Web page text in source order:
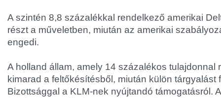
A szintén 8,8 százalékkal rendelkező amerikai
részt a műveletben, miután az amerikai
engedi.
A holland állam, amely 14 százalékos tulajdonnal
kimarad a feltőkésítésből, miután külön tárgyalást
Bizottsággal a KLM-nek nyújtandó támogatásról.